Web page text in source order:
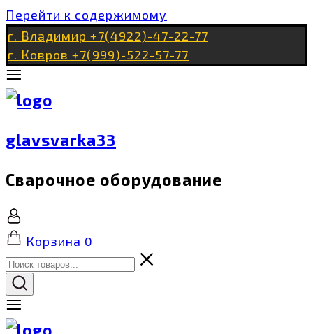
Перейти к содержимому
г. Владимир +7(4922)-47-22-77
г. Ковров +7(999)-522-57-77
glavsvarka33
Сварочное оборудование
Корзина 0